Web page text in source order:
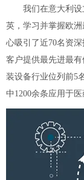
我们在意大利设
英，学习并掌握欧
心吸引了近70名资
客户提供最先进最
装设备行业位列前5
中1200余条应用于